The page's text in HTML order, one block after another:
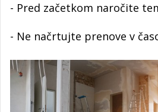
- Pred začetkom naročite
- Ne načrtujte prenove v